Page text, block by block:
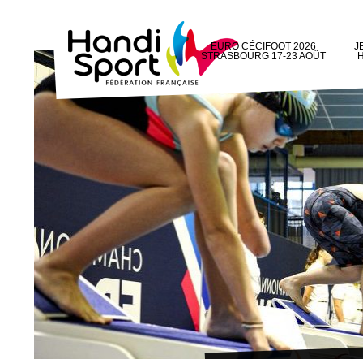
EURO CÉCIFOOT 2026
STRASBOURG 17-23 AOÛT